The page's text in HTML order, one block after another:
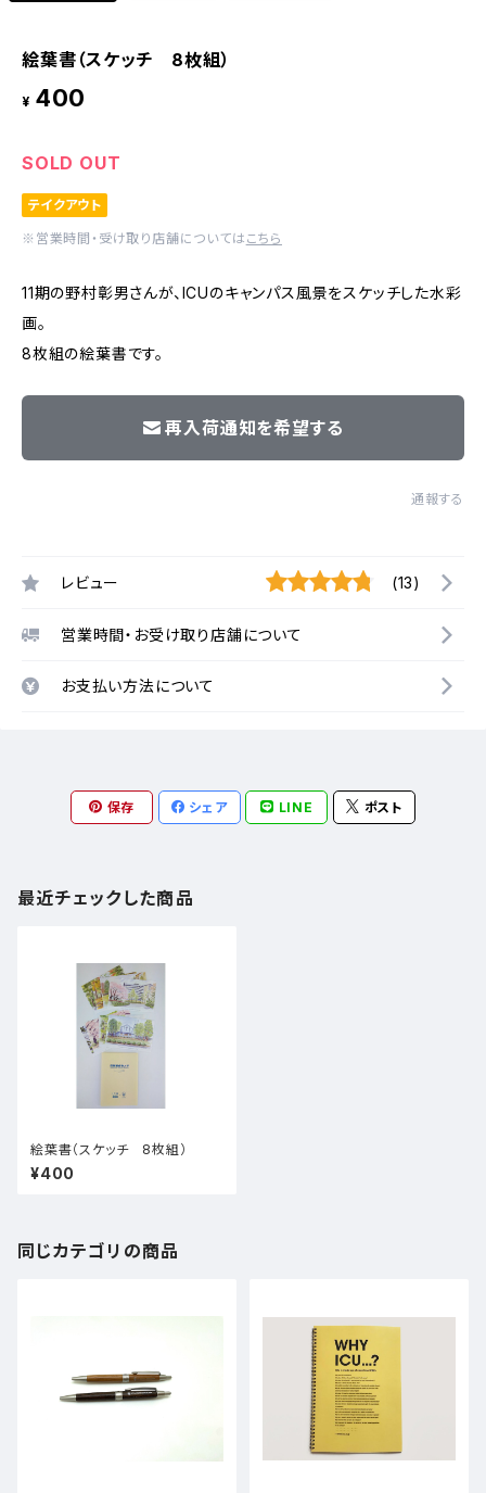
絵葉書（スケッチ 8枚組）
¥ 400
SOLD OUT
テイクアウト
※営業時間・受け取り店舗については こちら
11期の野村彰男さんが、ICUのキャンパス風景をスケッチした水彩
画。
8枚組の絵葉書です。
再入荷通知を希望する
通報する
レビュー (13)
営業時間・お受け取り店舗について
お支払い方法について
保存 シェア LINE ポスト
最近チェックした商品
絵葉書（スケッチ 8枚組）
¥400
同じカテゴリの商品